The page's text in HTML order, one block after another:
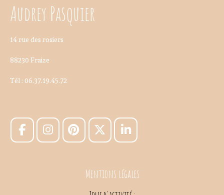
Audrey Pasquier
14 rue des rosiers
88230 Fraize
Tél : 06.37.19.45.72
Mentions légales